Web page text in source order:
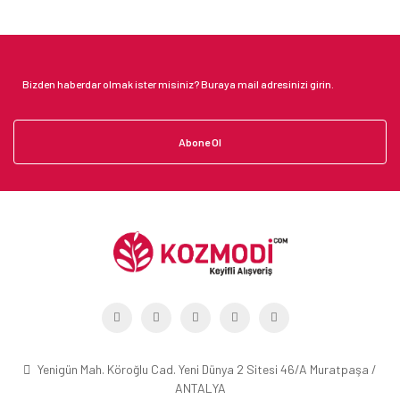
Abone Ol
Yenigün Mah. Köroğlu Cad. Yeni Dünya 2 Sitesi 46/A Muratpaşa /
ANTALYA